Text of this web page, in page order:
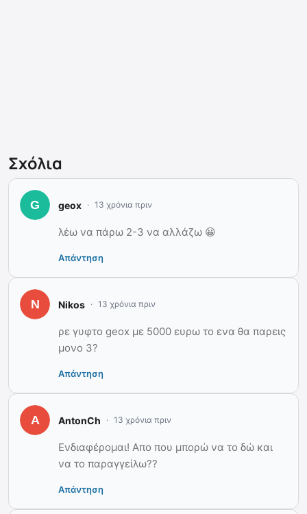
Σχόλια
geox 13 χρόνια πριν
λέω να πάρω 2-3 να αλλάζω 😀
Απάντηση
Nikos 13 χρόνια πριν
ρε γυφτο geox με 5000 ευρω το ενα θα παρεις
μονο 3?
Απάντηση
AntonCh 13 χρόνια πριν
Ενδιαφέρομαι! Απο που μπορώ να το δώ και
να το παραγγείλω??
Απάντηση